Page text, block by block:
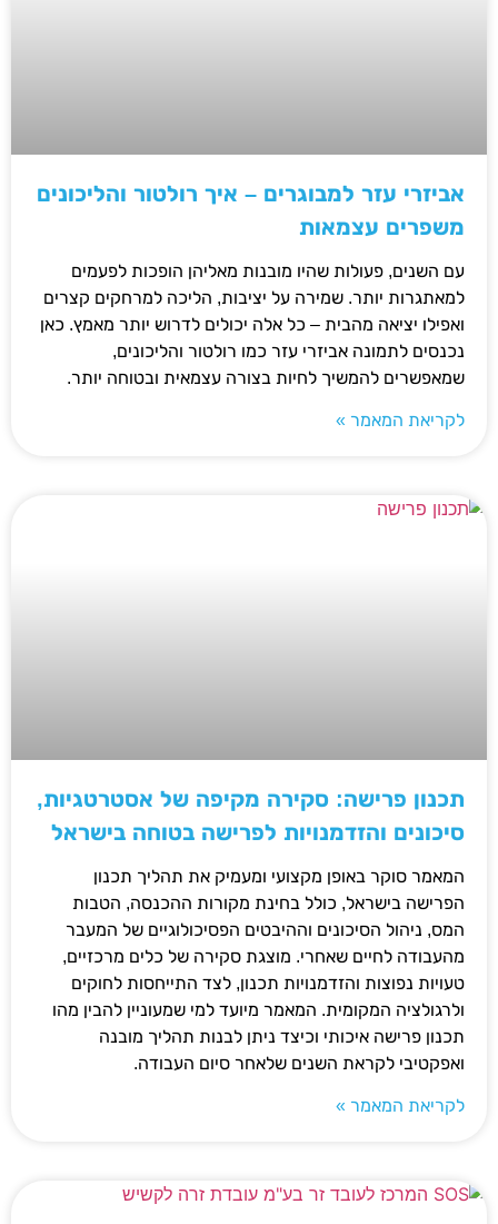
אביזרי עזר למבוגרים – איך רולטור והליכונים
משפרים עצמאות
עם השנים, פעולות שהיו מובנות מאליהן הופכות לפעמים
למאתגרות יותר. שמירה על יציבות, הליכה למרחקים קצרים
ואפילו יציאה מהבית – כל אלה יכולים לדרוש יותר מאמץ. כאן
נכנסים לתמונה אביזרי עזר כמו רולטור והליכונים,
שמאפשרים להמשיך לחיות בצורה עצמאית ובטוחה יותר.
לקריאת המאמר »
תכנון פרישה: סקירה מקיפה של אסטרטגיות,
סיכונים והזדמנויות לפרישה בטוחה בישראל
המאמר סוקר באופן מקצועי ומעמיק את תהליך תכנון
הפרישה בישראל, כולל בחינת מקורות ההכנסה, הטבות
המס, ניהול הסיכונים וההיבטים הפסיכולוגיים של המעבר
מהעבודה לחיים שאחרי. מוצגת סקירה של כלים מרכזיים,
טעויות נפוצות והזדמנויות תכנון, לצד התייחסות לחוקים
ולרגולציה המקומית. המאמר מיועד למי שמעוניין להבין מהו
תכנון פרישה איכותי וכיצד ניתן לבנות תהליך מובנה
ואפקטיבי לקראת השנים שלאחר סיום העבודה.
לקריאת המאמר »